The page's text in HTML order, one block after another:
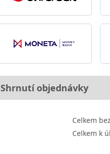
Shrnutí objednávky
Celkem
Celkem k